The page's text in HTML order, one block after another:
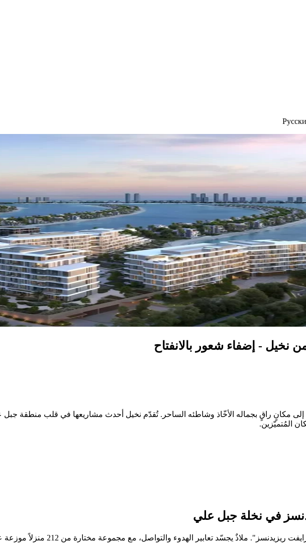
نخيل - إضفاء شعور بالانفتاح
إلى مكانٍ راقٍ بجماله الأخّاذ وشاطئه الساحر. تُقدّم نخيل أحدث مشاريعها في قلب منطقة
المُتميّزين.
في نخلة جبل علي
أهلاً بكم في إطلاق نخيل المميز